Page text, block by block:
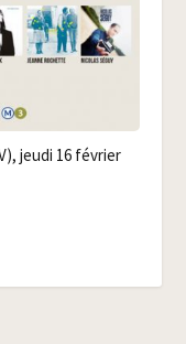
jeu­di 16 février